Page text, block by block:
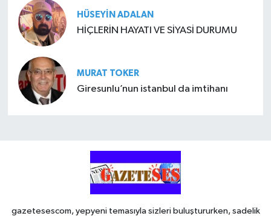
HÜSEYIN ADALAN
HİÇLERİN HAYATI VE SİYASİ DURUMU
MURAT TOKER
Giresunlu’nun istanbul da imtihanı
gazetesescom, yepyeni temasıyla sizleri buluştururken, sadelik